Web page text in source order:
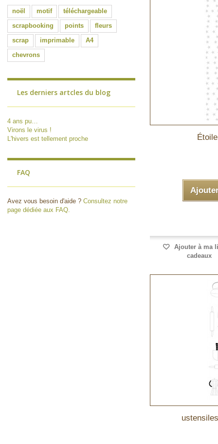
noël motif
téléchargeable
scrapbooking
points
fleurs
scrap
imprimable
A4
chevrons
Les derniers artcles du blog
4 ans pu…
Virons le virus !
L'hivers est tellement proche
FAQ
Avez vous besoin d'aide ? Consultez notre
page dédiée aux FAQ.
Ajouter à ma
cadeaux